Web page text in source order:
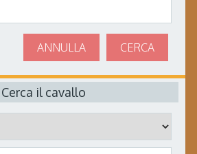
CERCA
ANNULLA
Cerca il cavallo